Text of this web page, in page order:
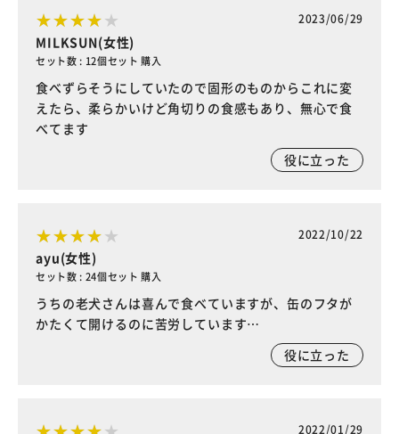
2023/06/29
MILKSUN(女性)
セット数 : 12個セット 購入
食べずらそうにしていたので固形のものからこれに変
えたら、柔らかいけど角切りの食感もあり、無心で食
べてます
役に立った
2022/10/22
ayu(女性)
セット数 : 24個セット 購入
うちの老犬さんは喜んで食べていますが、缶のフタが
かたくて開けるのに苦労しています…
役に立った
2022/01/29